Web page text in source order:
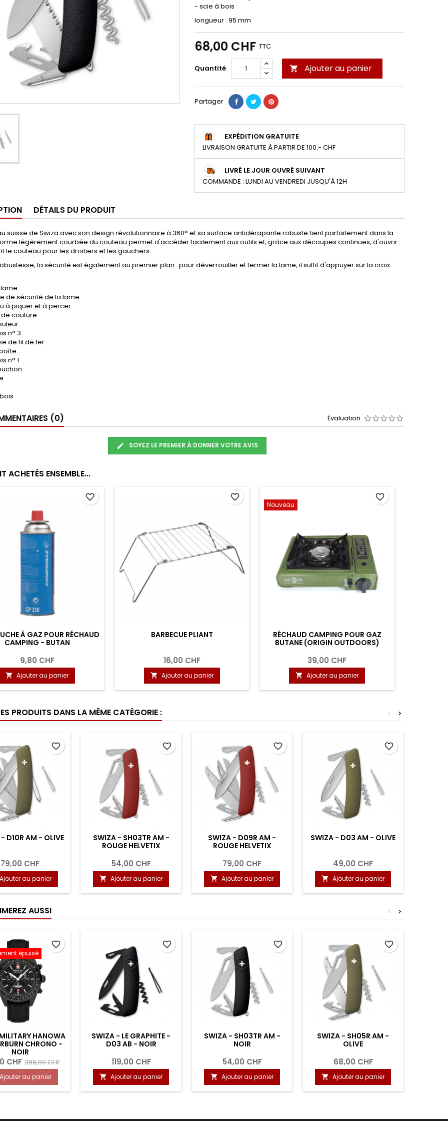
- scie à bois
longueur : 95 mm
68,00 CHF TTC
Quantité  Ajouter au panier
Partager
EXPÉDITION GRATUITE
LIVRAISON GRATUITE À PARTIR DE 100.- CHF
LIVRÉ LE JOUR OUVRÉ SUIVANT
COMMANDE : LUNDI AU VENDREDI JUSQU'À 12H
DÉTAILS DU PRODUIT
suisse de Swiza avec son design révolutionnaire à 360° et sa surface antidérapante robuste tient parfaitement dans la
légèrement courbée du couteau permet d'accéder facilement aux outils et, grâce aux découpes continues, d'ouvrir
le couteau pour les droitiers et les gauchers.
la sécurité est également au premier plan : pour déverrouiller et fermer la lame, il suffit d'appuyer sur la croix
de sécurité de la lame
à piquer et à percer
couture
n° 3
de fil de fer
n° 1
(0) Évaluation
SOYEZ LE PREMIER À DONNER VOTRE AVIS
ACHETÉS ENSEMBLE...
À GAZ POUR RÉCHAUD
CAMPING - BUTAN
9,80 CHF
 Ajouter au panier
favorite_border
BARBECUE PLIANT
16,00 CHF
 Ajouter au panier
favorite_border
Nouveau
RÉCHAUD CAMPING POUR GAZ
BUTANE (ORIGIN OUTDOORS)
39,00 CHF
 Ajouter au panier
favorite_border
PRODUITS DANS LA MÊME CATÉGORIE : >
<
D10R AM - OLIVE
79,00 CHF
Ajouter au panier
favorite_border
SWIZA - SH03TR AM -
ROUGE HELVETIX
54,00 CHF
 Ajouter au panier
favorite_border
SWIZA - D09R AM -
ROUGE HELVETIX
79,00 CHF
 Ajouter au panier
favorite_border
SWIZA - D03 AM - OLIVE
49,00 CHF
 Ajouter au panier
favorite_border
AUSSI >
<
épuisé
HANOWA
CHRONO -
NOIR
CHF 399,00 CHF
Ajouter au panier
favorite_border
SWIZA - LE GRAPHITE -
D03 AB - NOIR
119,00 CHF
 Ajouter au panier
favorite_border
SWIZA - SH03TR AM -
NOIR
54,00 CHF
 Ajouter au panier
favorite_border
SWIZA - SH05R AM -
OLIVE
68,00 CHF
 Ajouter au panier
favorite_border